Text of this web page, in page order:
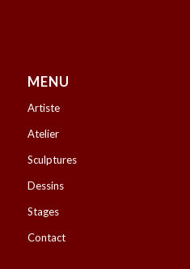
MENU
Artiste
Atelier
Sculptures
Dessins
Stages
Contact